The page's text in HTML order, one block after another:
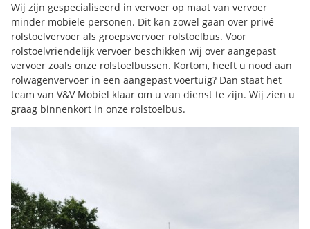
Wij zijn gespecialiseerd in vervoer op maat van vervoer
minder mobiele personen. Dit kan zowel gaan over privé
rolstoelvervoer als groepsvervoer rolstoelbus. Voor
rolstoelvriendelijk vervoer beschikken wij over aangepast
vervoer zoals onze rolstoelbussen. Kortom, heeft u nood aan
rolwagenvervoer in een aangepast voertuig? Dan staat het
team van V&V Mobiel klaar om u van dienst te zijn. Wij zien u
graag binnenkort in onze rolstoelbus.